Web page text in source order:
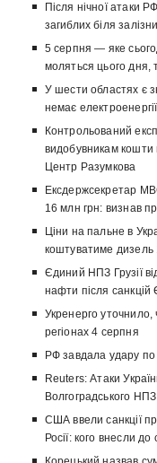
Після нічної атаки
загиблих біля
5 серпня — яке
моляться цього дня,
У шести областях є
немає
Контрольований
видобувникам
Центр Разумкова
Ексдержсекретар
16 млн грн: визнав
Ціни на пальне в
коштуватиме дизель
Єдиний НПЗ Грузії
нафти після санкцій
Укренерго уточнило,
регіонах 4 серпня
РФ завдала удару по
Reuters: Атаки
Волгоградського НПЗ
США ввели санкції
Росії: кого внесли до